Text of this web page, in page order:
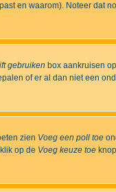
en waarom). Noteer dat
gebruiken box aankruisen
of er al dan niet een
zien Voeg een poll toe
op de Voeg keuze toe